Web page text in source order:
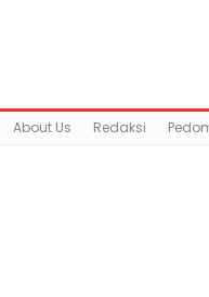
About Us Redaksi